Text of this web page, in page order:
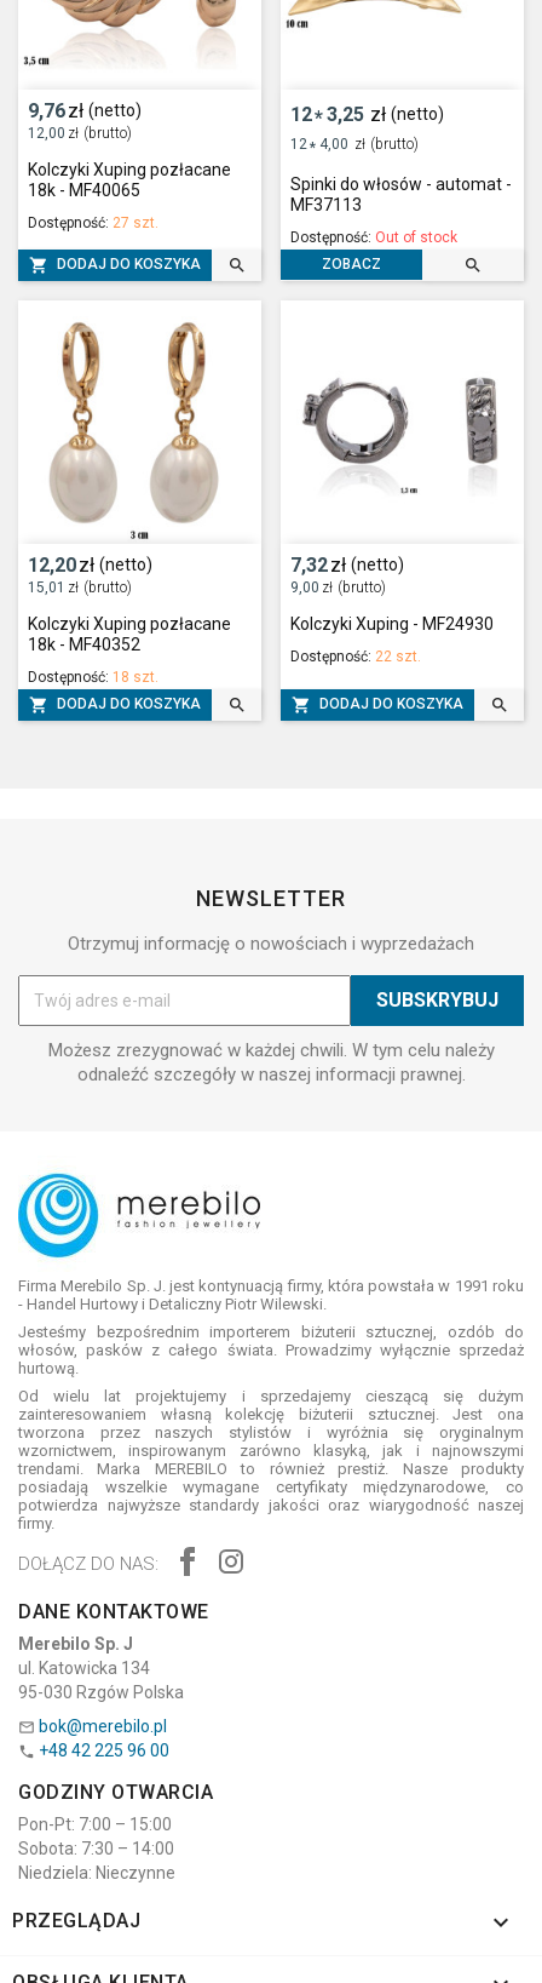
9,76zł (netto)
12,00 zł (brutto)
Kolczyki Xuping pozłacane
18k - MF40065
Dostępność: 27 szt.
 DODAJ DO KOSZYKA 
12*3,25 zł (netto)
12 * 4,00 zł (brutto)
Spinki do włosów - automat -
MF37113
Dostępność: Out of stock
ZOBACZ

12,20zł (netto)
15,01 zł (brutto)
Kolczyki Xuping pozłacane
18k - MF40352
Dostępność: 18 szt.
 DODAJ DO KOSZYKA 
7,32zł (netto)
9,00 zł (brutto)
Kolczyki Xuping - MF24930
Dostępność: 22 szt.
 DODAJ DO KOSZYKA 
NEWSLETTER
Otrzymuj informację o nowościach i wyprzedażach
Możesz zrezygnować w każdej chwili. W tym celu należy
odnaleźć szczegóły w naszej informacji prawnej.
Firma Merebilo Sp. J. jest kontynuacją firmy, która powstała w 1991 roku
- Handel Hurtowy i Detaliczny Piotr Wilewski.
Jesteśmy bezpośrednim importerem biżuterii sztucznej, ozdób do
włosów, pasków z całego świata. Prowadzimy wyłącznie sprzedaż
hurtową.
Od wielu lat projektujemy i sprzedajemy cieszącą się dużym
zainteresowaniem własną kolekcję biżuterii sztucznej. Jest ona
tworzona przez naszych stylistów i wyróżnia się oryginalnym
wzornictwem, inspirowanym zarówno klasyką, jak i najnowszymi
trendami. Marka MEREBILO to również prestiż. Nasze produkty
posiadają wszelkie wymagane certyfikaty międzynarodowe, co
potwierdza najwyższe standardy jakości oraz wiarygodność naszej
firmy.
DOŁĄCZ DO NAS:
DANE KONTAKTOWE
Merebilo Sp. J
ul. Katowicka 134
95-030 Rzgów Polska
 bok@merebilo.pl
 +48 42 225 96 00
GODZINY OTWARCIA
Pon-Pt: 7:00 – 15:00
Sobota: 7:30 – 14:00
Niedziela: Nieczynne
PRZEGLĄDAJ 